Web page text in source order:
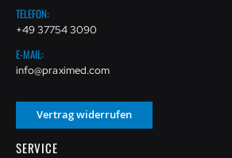
TELEFON:
+49 37754 3090
E-MAIL:
info@praximed.com
Vertrag widerrufen
SERVICE